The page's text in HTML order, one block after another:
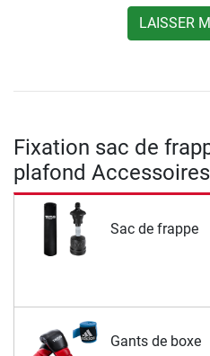
LAISSER
Fixation sac de
plafond Accessoires
Sac de frappe
Gants de boxe